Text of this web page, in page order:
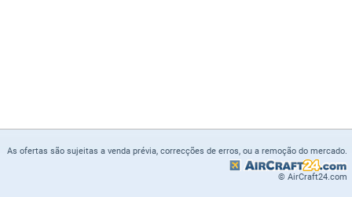
As ofertas são sujeitas a venda prévia, correcções de erros, ou a remoção do mercado.
© AirCraft24.com